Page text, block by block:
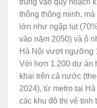
trung vào quy hoạch
thông thông minh,
lớn như ngập lụt
vào năm 2050) và ô
Hà Nội vượt ngưỡng
Với hơn 1.200 dự án
khai trên cả nước
2024), từ metro tại
các khu đô thị vệ